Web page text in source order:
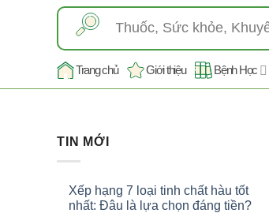
kiếm:
Trang chủ Giới thiệu Bệnh Học
TIN MỚI
Xếp hạng 7 loại tinh chất hàu tốt
nhất: Đâu là lựa chọn đáng tiền?